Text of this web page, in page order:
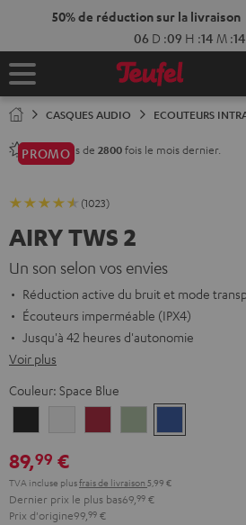
Page
CASQUES AUDIO ECOUTEURS
Vendu plus de 2800 fois le mois dernier.
PROMO
(1023)
AIRY TWS 2
Un son selon vos envies
Réduction active du bruit et mode
Écouteurs imperméable (IPX4)
Jusqu'à 42 heures d'autonomie
Voir plus
Couleur: Space Blue
White
Red
GreenBlue
89,99 €
TVA incluse plusfrais de livraison 5,99 €
Dernier prix le plus bas69, 99 €
Prix d'origine99, 99 €